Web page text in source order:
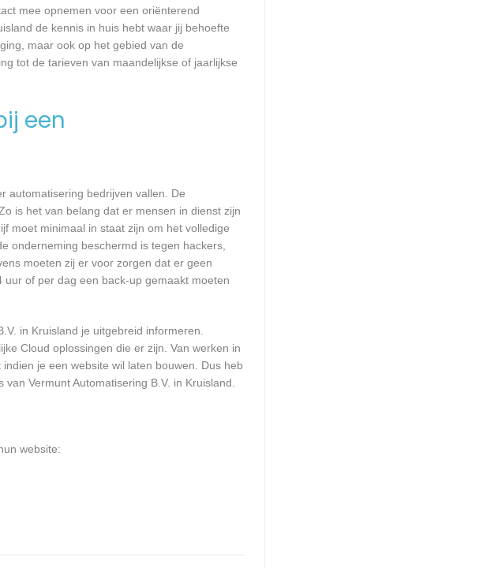
mee opnemen voor een oriënterend
de kennis in huis hebt waar jij behoefte
maar ook op het gebied van de
tot de tarieven van maandelijkse of jaarlijkse
een
automatisering bedrijven vallen. De
is het van belang dat er mensen in dienst zijn
moet minimaal in staat zijn om het volledige
onderneming beschermd is tegen hackers,
moeten zij er voor zorgen dat er geen
of per dag een back-up gemaakt moeten
in Kruisland je uitgebreid informeren.
Cloud oplossingen die er zijn. Van werken in
je een website wil laten bouwen. Dus heb
Vermunt Automatisering B.V. in Kruisland.
website: